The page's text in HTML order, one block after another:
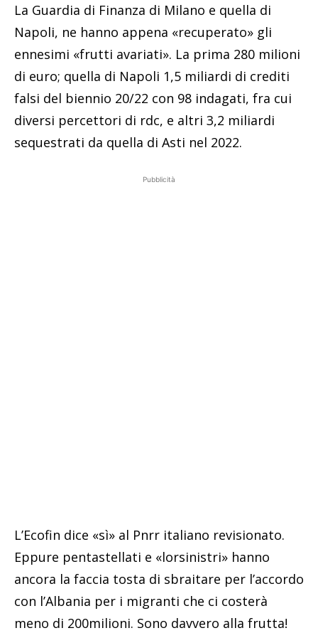
La Guardia di Finanza di Milano e quella di
Napoli, ne hanno appena «recuperato» gli
ennesimi «frutti avariati». La prima 280 milioni
di euro; quella di Napoli 1,5 miliardi di crediti
falsi del biennio 20/22 con 98 indagati, fra cui
diversi percettori di rdc, e altri 3,2 miliardi
sequestrati da quella di Asti nel 2022.
Pubblicità
L’Ecofin dice «sì» al Pnrr italiano revisionato.
Eppure pentastellati e «lorsinistri» hanno
ancora la faccia tosta di sbraitare per l’accordo
con l’Albania per i migranti che ci costerà
meno di 200milioni. Sono davvero alla frutta!